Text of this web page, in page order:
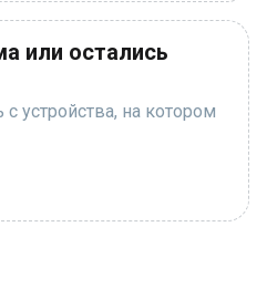
или остались
устройства, на котором